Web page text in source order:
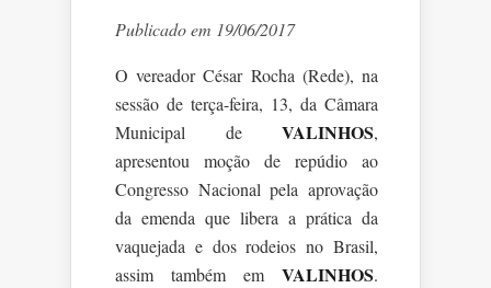
Publicado em 19/06/2017
O vereador César Rocha (Rede), na
sessão de terça-feira, 13, da Câmara
Municipal de VALINHOS,
apresentou moção de repúdio ao
Congresso Nacional pela aprovação
da emenda que libera a prática da
vaquejada e dos rodeios no Brasil,
assim também em VALINHOS.